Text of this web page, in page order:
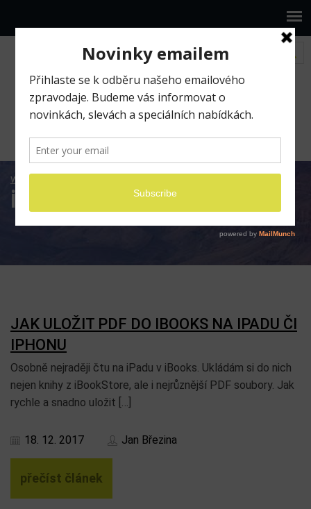
www.ilumio.cz
iBooks
JAK ULOŽIT PDF DO IBOOKS NA IPADU ČI
IPHONU
Osobně nejraději čtu na iPadu v iBooks. Ukládám si do nich
nejen knihy z iBookStore, ale i nejrůznější PDF soubory. Jak
rychle a snadno uložit […]
18. 12. 2017 Jan Březina
přečíst článek